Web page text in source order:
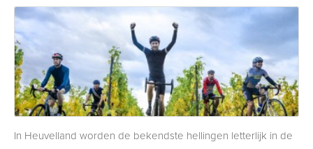
In Heuvelland worden de bekendste hellingen letterlijk in de